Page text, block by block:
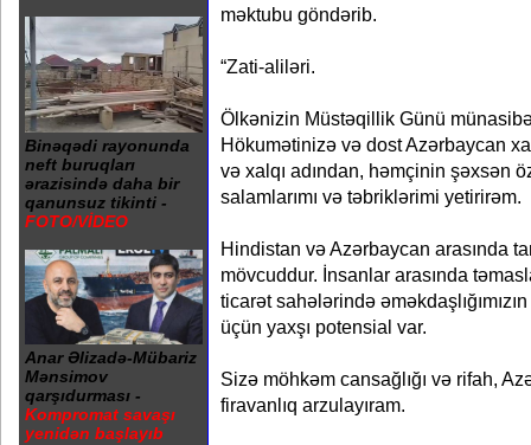
Binəqədi rayonunda
neft buruqları
ərazisində daha bir
qanunsuz tikinti -
FOTO/VİDEO
Anar Əlizadə-Mübariz
Mənsimov
qarşıdurması -
Kompromat savaşı
yenidən başlayıb
məktubu göndərib.
“Zati-aliləri.
Ölkənizin Müstəqillik Günü
Hökumətinizə və dost Azərbaycan
və xalqı adından, həmçinin şəxsən
salamlarımı və təbriklərimi yetirirəm.
Hindistan və Azərbaycan arasında
mövcuddur. İnsanlar arasında
ticarət sahələrində
üçün yaxşı potensial var.
Sizə möhkəm cansağlığı və rifah,
firavanlıq arzulayıram.